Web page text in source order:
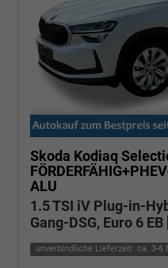
Skoda Kodiaq
ALU
1.5 TSI iV Plug-in-
Gang-DSG, Euro 6 EB
unverbindliche Lieferzeit: ca. 3-6